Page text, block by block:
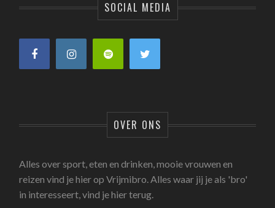
SOCIAL MEDIA
OVER ONS
Alles over sport, eten en drinken, mooie vrouwen en
reizen vind je hier op Vrijmibro. Alles waar jij je als 'bro'
in interesseert, vind je hier terug.